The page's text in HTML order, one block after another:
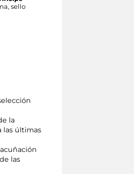
sello
la
las últimas
las